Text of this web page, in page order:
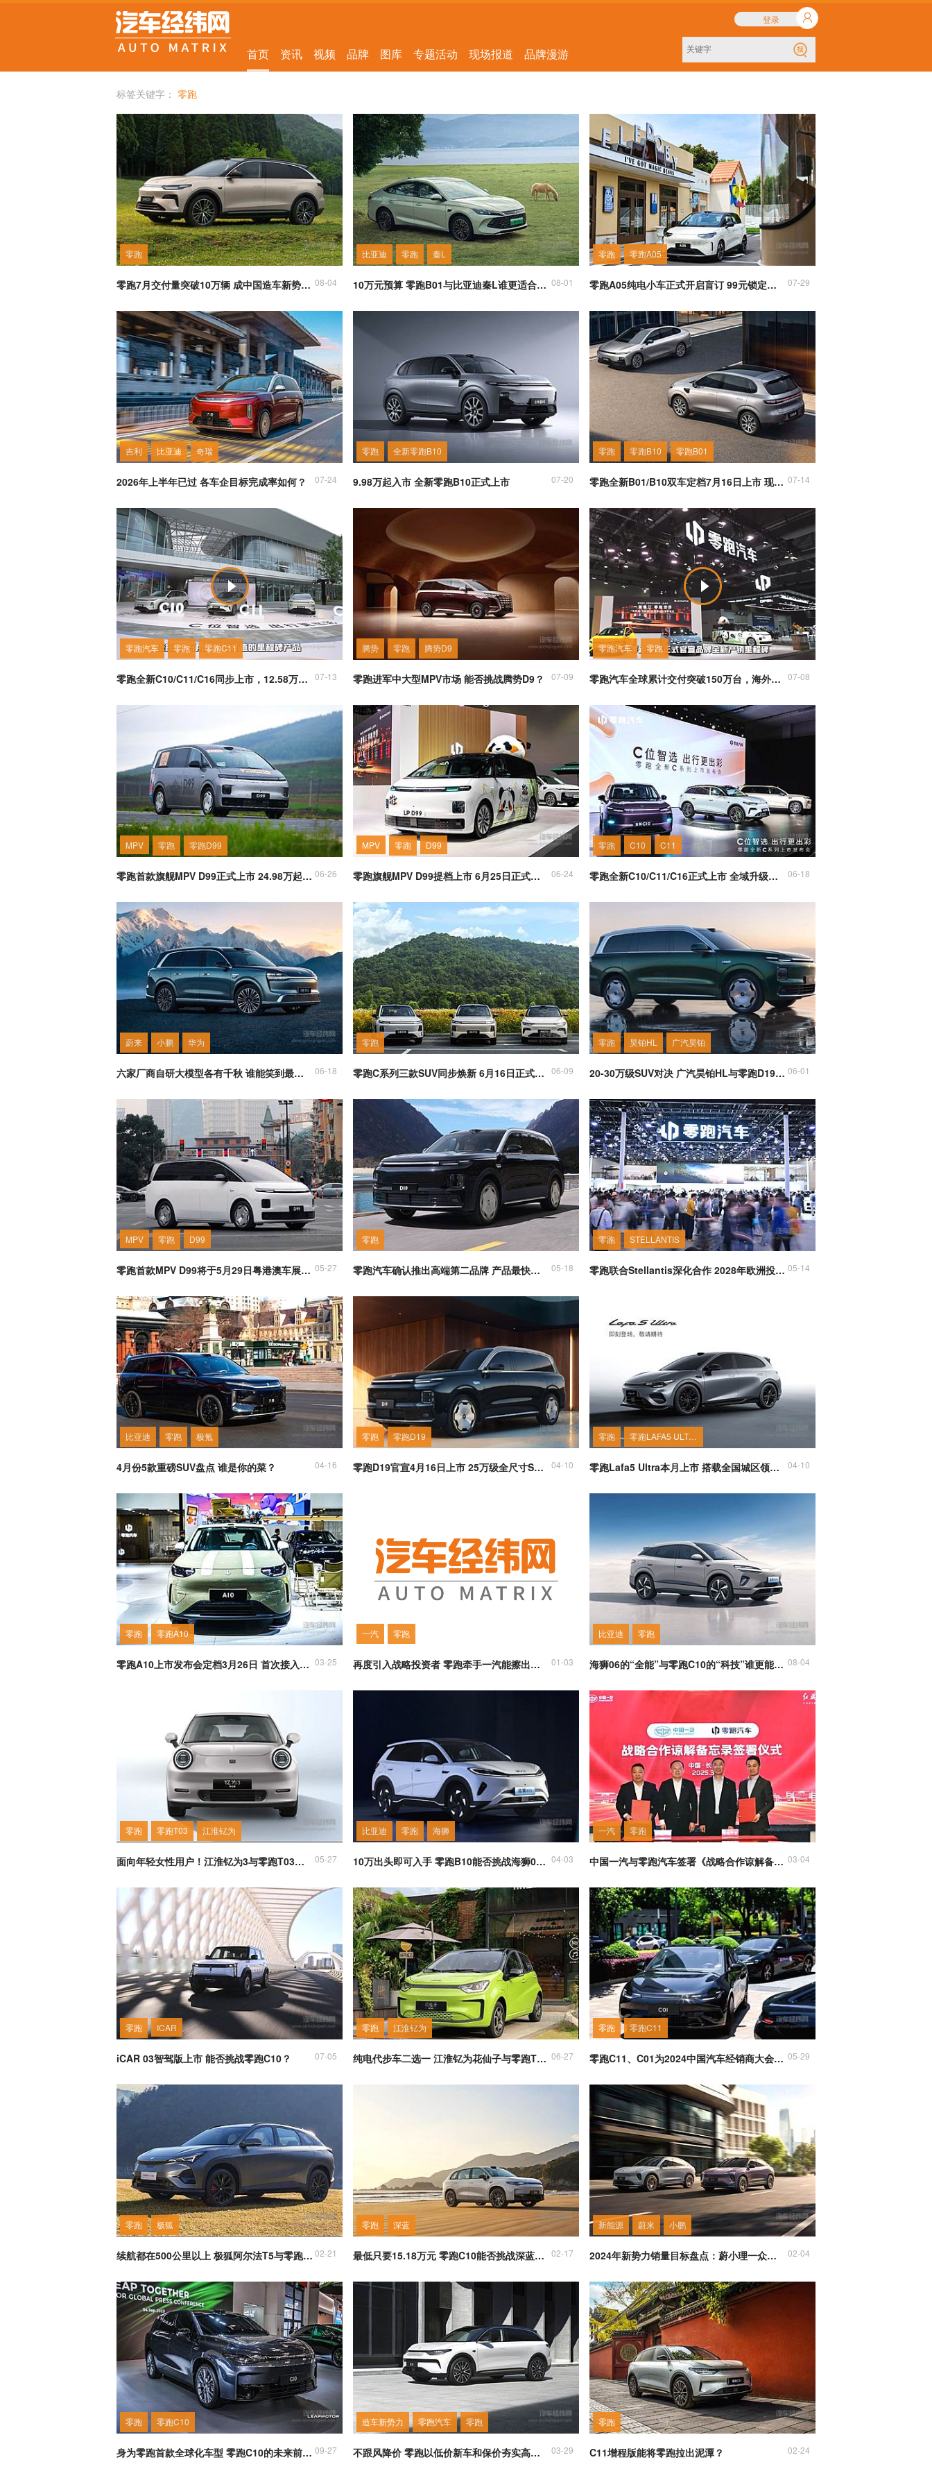
首页 资讯 视频 品牌 图库 专题活动 现场报道 品牌漫游
登录
标签关键字： 零跑
零跑
零跑7月交付量突破10万辆 成中国造车新势力首个达成该里程碑品牌 08-04
比亚迪 零跑 秦L
10万元预算 零跑B01与比亚迪秦L谁更适合家庭用户？ 08-01
零跑 零跑A05
零跑A05纯电小车正式开启盲订 99元锁定专属权益 预计8月上市 07-29
吉利 比亚迪 奇瑞
2026年上半年已过 各车企目标完成率如何？ 07-24
零跑 全新零跑B10
9.98万起入市 全新零跑B10正式上市 07-20
零跑 零跑B10 零跑B01
零跑全新B01/B10双车定档7月16日上市 现已开启盲订、展车到店 07-14
零跑汽车 零跑 零跑C11
零跑全新C10/C11/C16同步上市，12.58万起重塑主流SUV价值标准 07-13
腾势 零跑 腾势D9
零跑进军中大型MPV市场 能否挑战腾势D9？ 07-09
零跑汽车 零跑
零跑汽车全球累计交付突破150万台，海外出口双第一领跑新势力 07-08
MPV 零跑 零跑D99
零跑首款旗舰MPV D99正式上市 24.98万起重塑30万级市场标杆 06-26
MPV 零跑 D99
零跑旗舰MPV D99提档上市 6月25日正式揭晓 06-24
零跑 C10 C11
零跑全新C10/C11/C16正式上市 全域升级重塑主流SUV价值标杆 06-18
蔚来 小鹏 华为
六家厂商自研大模型​各有千秋 谁能笑到最后？ 06-18
零跑
零跑C系列三款SUV同步焕新 6月16日正式上市 06-09
零跑 昊铂HL 广汽昊铂
20-30万级SUV对决 广汽昊铂HL与零跑D19谁更有性价比？ 06-01
MPV 零跑 D99
零跑首款MPV D99将于5月29日粤港澳车展亮相 05-27
零跑
零跑汽车确认推出高端第二品牌 产品最快年底亮相 05-18
零跑 STELLANTIS
零跑联合Stellantis深化合作 2028年欧洲投产低价纯电SUV 05-14
比亚迪 零跑 极氪
4月份5款重磅SUV盘点 谁是你的菜？ 04-16
零跑 零跑D19
零跑D19官宣4月16日上市 25万级全尺寸SUV搅动高端市场 04-10
零跑 零跑LAFA5 ULTRA
零跑Lafa5 Ultra本月上市 搭载全国城区领航辅助功能 04-10
零跑 零跑A10
零跑A10上市发布会定档3月26日 首次接入通义千问 AI 大模型 03-25
一汽 零跑
再度引入战略投资者 零跑牵手一汽能擦出什么样的火花？ 01-03
比亚迪 零跑
海狮06的“全能”与零跑C10的“科技”谁更能打动你？ 08-04
零跑 零跑T03 江淮钇为
面向年轻女性用户！江淮钇为3与零跑T03谁更容易得到认可？ 05-27
比亚迪 零跑 海狮
10万出头即可入手 零跑B10能否挑战海狮05 EV？ 04-03
一汽 零跑
中国一汽与零跑汽车签署《战略合作谅解备忘录》 03-04
零跑 ICAR
iCAR 03智驾版上市 能否挑战零跑C10？ 07-05
零跑 江淮钇为
纯电代步车二选一 江淮钇为花仙子与零跑T03哪个更合适？ 06-27
零跑 零跑C11
零跑C11、C01为2024中国汽车经销商大会提供VIP用车 05-29
零跑 极狐
续航都在500公里以上 极狐阿尔法T5与零跑C11哪款更值得入手？ 02-21
零跑 深蓝
最低只要15.18万元 零跑C10能否挑战深蓝S7？ 02-17
新能源 蔚来 小鹏
2024年新势力销量目标盘点：蔚小理一众新势力谁能实现？ 02-04
零跑 零跑C10
身为零跑首款全球化车型 零跑C10的未来前景如何？ 09-27
造车新势力 零跑汽车 零跑
不跟风降价 零跑以低价新车和保价夯实高性价比定位 03-29
零跑
C11增程版能将零跑拉出泥潭？ 02-24